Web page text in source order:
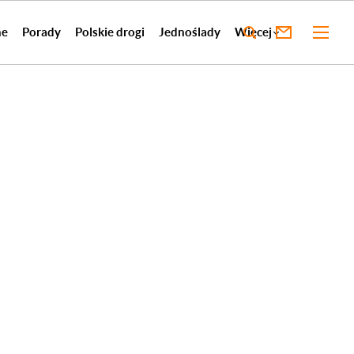
Porady Polskie drogi Jednoślady Więcej